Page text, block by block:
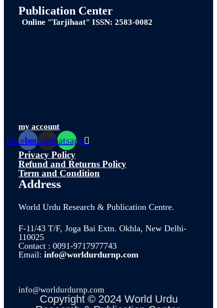
Publication Center
Online "Tarjihaat" ISSN: 2583-0082
my account
FacebookInstagramWhatsapp
Privacy Policy
Refund and Returns Policy
Term and Condition
Address
World Urdu Research & Publication Centre.
F-11/43 T/F, Joga Bai Extn. Okhla, New Delhi-
110025
Contact : 0091-9717977743
Email: info@worldurdurnp.com
info@worldurdurnp.com
Copyright © 2024 World Urdu